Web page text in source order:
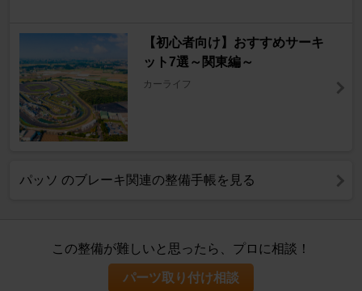
【初心者向け】おすすめサーキ
ット7選～関東編～
カーライフ
パッソ のブレーキ関連の整備手帳を見る
この整備が難しいと思ったら、プロに相談！
パーツ取り付け相談